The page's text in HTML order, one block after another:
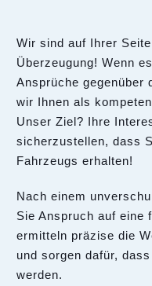
Wir sind auf Ihrer
Überzeugung! Wenn
Ansprüche gegenüber
wir Ihnen als
Unser Ziel? Ihre
sicherzustellen, dass
Fahrzeugs erhalten!
Nach einem
Sie Anspruch auf eine
ermitteln präzise die
und sorgen dafür,
werden.